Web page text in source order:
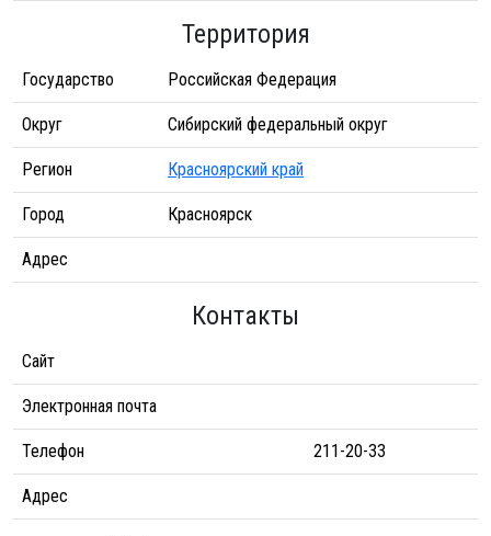
Территория
Государство Российская Федерация
Округ Сибирский федеральный округ
Регион Красноярский край
Город Красноярск
Адрес
Контакты
Сайт
Электронная почта
Телефон 211-20-33
Адрес